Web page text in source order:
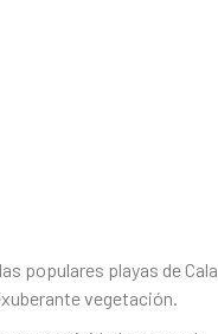
populares playas de Cala
vegetación.